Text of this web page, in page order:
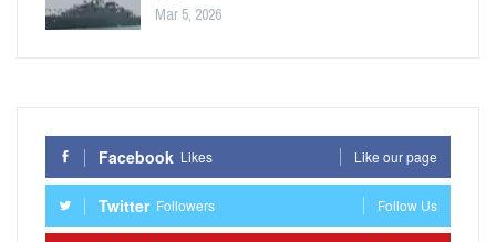
Mar 5, 2026
Facebook Likes Like our page
Twitter Followers Follow Us